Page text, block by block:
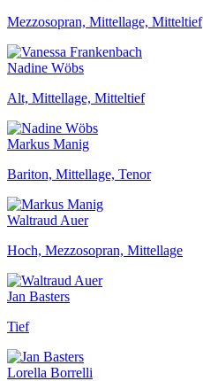
Mezzosopran, Mittellage, Mitteltief
Nadine Wöbs
Alt, Mittellage, Mitteltief
Markus Manig
Bariton, Mittellage, Tenor
Waltraud Auer
Hoch, Mezzosopran, Mittellage
Jan Basters
Tief
Lorella Borrelli